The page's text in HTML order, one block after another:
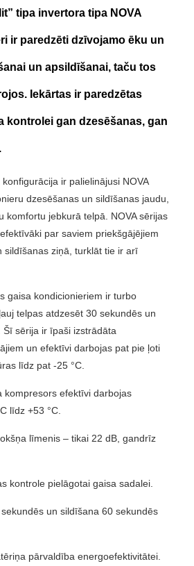
tipa invertora tipa NOVA
ir paredzēti dzīvojamo ēku un
un apsildīšanai, taču tos
Iekārtas ir paredzētas
kontrolei gan dzesēšanas, gan
ir palielinājusi NOVA
dzesēšanas un sildīšanas jaudu,
komfortu jebkurā telpā. NOVA sērijas
par saviem priekšgājējiem
sildīšanas ziņā, turklāt tie ir arī
gaisa kondicionieriem ir turbo
telpas atdzesēt 30 sekundēs un
sērija ir īpaši izstrādāta
un efektīvi darbojas pat pie ļoti
līdz pat -25 °C.
kompresors efektīvi darbojas
līdz +53 °C.
līmenis – tikai 22 dB, gandrīz
kontrole pielāgotai gaisa sadalei.
un sildīšana 60 sekundēs
pārvaldība energoefektivitātei.